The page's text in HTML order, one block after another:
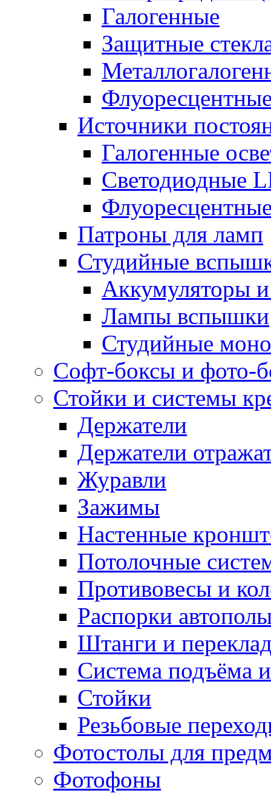
Галогенные
Защитные
Источники
Галогенные
Светодиодные
Патроны для ламп
Студийные
Аккумуляторы
Лампы вспышки
Студийные
Софт-боксы и фото-
Стойки и системы
Держатели
Держатели
Журавли
Зажимы
Настенные
Потолочные
Противовесы и
Распорки
Штанги и
Система подъёма
Стойки
Резьбовые
Фотостолы для
Фотофоны